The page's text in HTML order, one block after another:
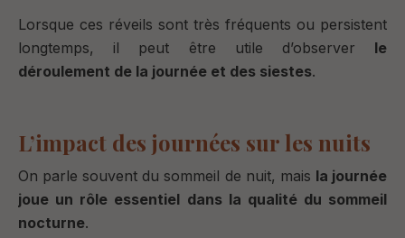
Lorsque ces réveils sont très fréquents ou persistent
longtemps, il peut être utile d’observer le
déroulement de la journée et des siestes.
L’impact des journées sur les nuits
On parle souvent du sommeil de nuit, mais la journée
joue un rôle essentiel dans la qualité du sommeil
nocturne.